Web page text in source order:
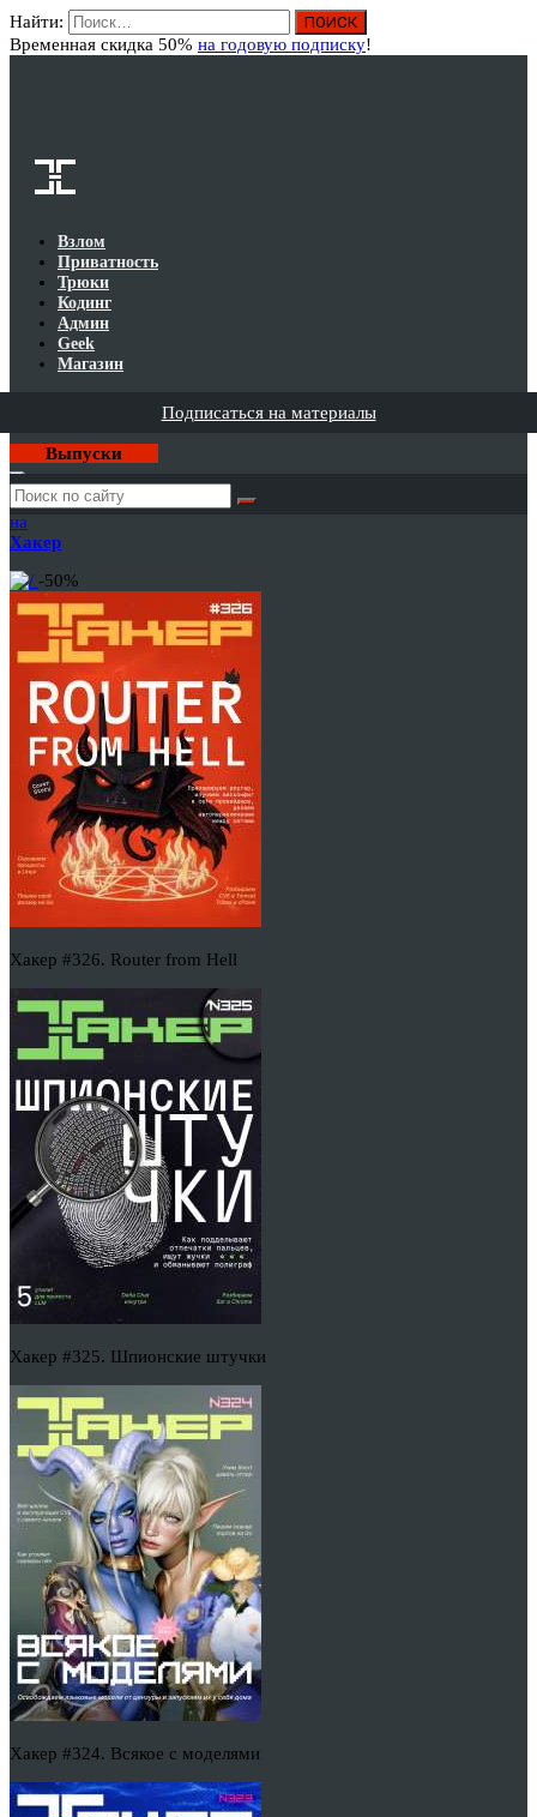
Найти:
Временная скидка 50% на годовую подписку!
Взлом
Приватность
Трюки
Кодинг
Админ
Geek
Магазин
Подписаться на материалы
Выпуски
Годовая
подписка
на
Хакер
-50%
Хакер #326. Router from Hell
Хакер #325. Шпионские штучки
Хакер #324. Всякое с моделями